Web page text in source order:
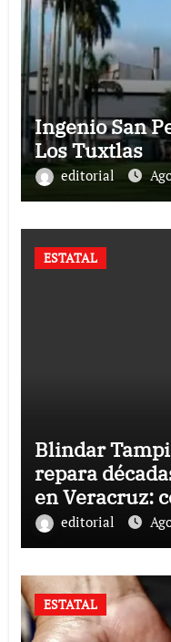
Ingenio San
Los Tuxtlas
editorial
ESTATAL
Blindar
repara
en Veracruz:
editorial
ESTATAL